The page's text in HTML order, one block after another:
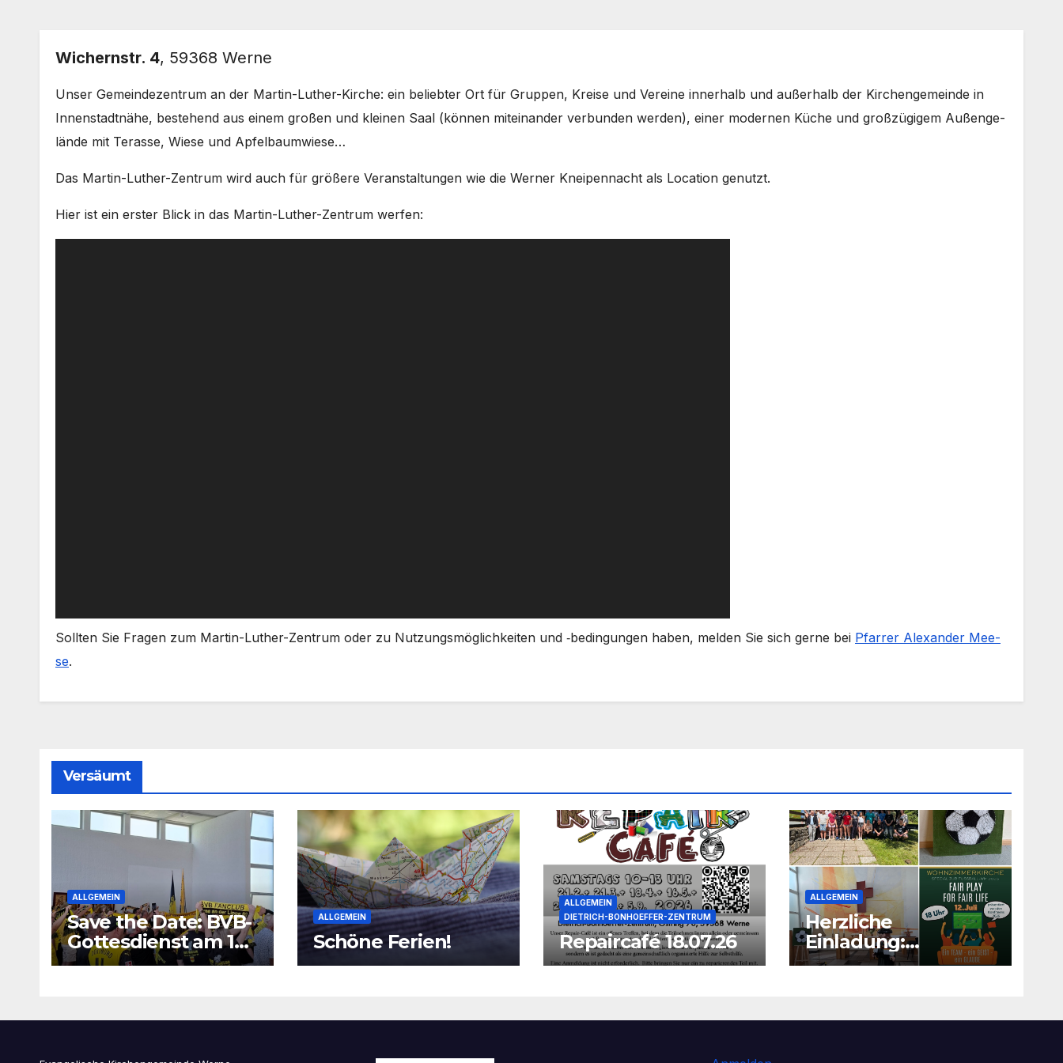
Wichern­str. 4, 59368 Wer­ne
Unser Gemein­de­zen­trum an der Martin-Luther-Kirche: ein belieb­ter Ort für Grup­pen, Krei­se und Ver­ei­ne inner­halb und außer­halb der Kir­chen­ge­mein­de in
Innen­stadt­nä­he, bestehend aus einem gro­ßen und klei­nen Saal (kön­nen mit­ein­an­der ver­bun­den wer­den), einer moder­nen Küche und groß­zü­gi­gem Außen­ge­
län­de mit Ter­as­se, Wie­se und Apfel­baum­wie­se…
Das Martin-Luther-Zentrum wird auch für grö­ße­re Ver­an­stal­tun­gen wie die Wer­ner Knei­pen­nacht als Loca­ti­on genutzt.
Hier ist ein ers­ter Blick in das Martin-Luther-Zentrum wer­fen:
Soll­ten Sie Fra­gen zum Martin-Luther-Zentrum oder zu Nut­zungs­mög­lich­kei­ten und ‑bedin­gun­gen haben, mel­den Sie sich ger­ne bei Pfar­rer Alex­an­der Mee­
se.
Versäumt
ALLGEMEIN
Save the Date: BVB-
Gottesdienst am 16.
August 2026
ALLGEMEIN
Schöne Ferien!
ALLGEMEIN
DIETRICH-BONHOEFFER-ZENTRUM
Repaircafé 18.07.26
ALLGEMEIN
Herzliche
Einladung:
Wohnzimmerkirche